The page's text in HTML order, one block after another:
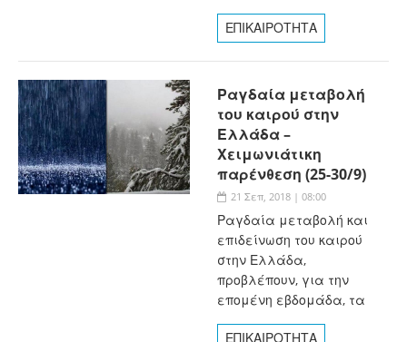
ΕΠΙΚΑΙΡΟΤΗΤΑ
Ραγδαία μεταβολή
του καιρού στην
Ελλάδα –
Χειμωνιάτικη
παρένθεση (25-30/9)
21 Σεπ, 2018 | 08:00
Ραγδαία μεταβολή και
επιδείνωση του καιρού
στην Ελλάδα,
προβλέπουν, για την
επομένη εβδομάδα, τα
ΕΠΙΚΑΙΡΟΤΗΤΑ